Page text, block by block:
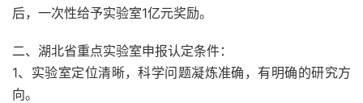
后，一次性给予实验室1亿元奖励。
二、湖北省重点实验室申报认定条件：
1、实验室定位清晰，科学问题凝炼准确，有明确的研究方
向。